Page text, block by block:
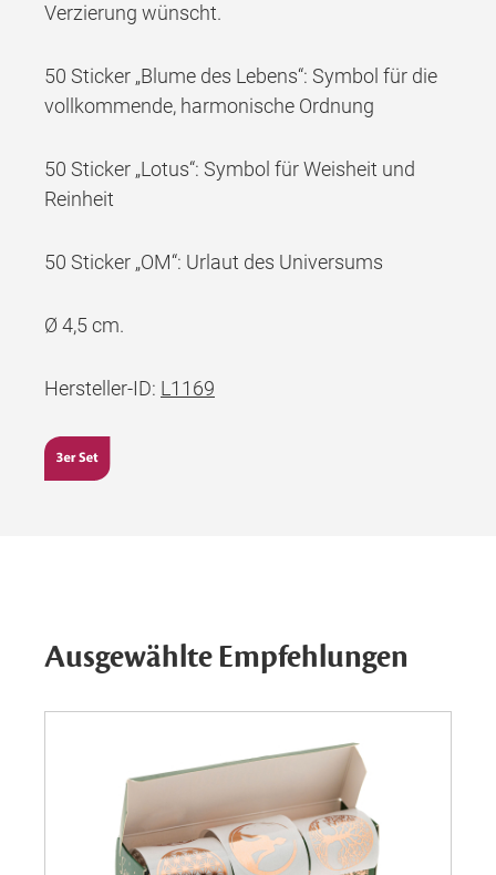
Verzierung wünscht.
50 Sticker „Blume des Lebens“: Symbol für die
vollkommende, harmonische Ordnung
50 Sticker „Lotus“: Symbol für Weisheit und
Reinheit
50 Sticker „OM“: Urlaut des Universums
Ø 4,5 cm.
Hersteller-ID: L1169
Ausgewählte Empfehlungen